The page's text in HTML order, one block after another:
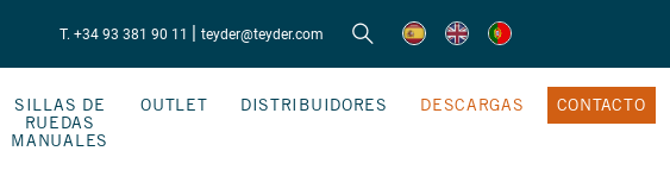
T. +34 93 381 90 11 | teyder@teyder.com
SILLAS DE
RUEDAS
MANUALES
OUTLET DISTRIBUIDORES DESCARGAS CONTACTO